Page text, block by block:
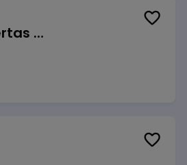
Veiklos užtikrinimo ir atitikties vyr. ekspertas (-ė) (Vilnius, LT)